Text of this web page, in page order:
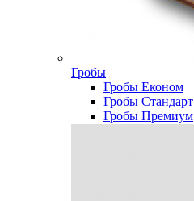
Гробы
Гробы Економ
Гробы Стандарт
Гробы Премиум